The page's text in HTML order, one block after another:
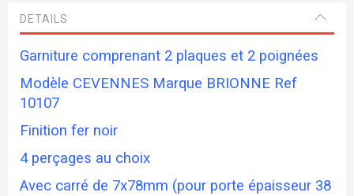
DETAILS
Garniture comprenant 2 plaques et 2 poignées
Modèle CEVENNES Marque BRIONNE Ref
10107
Finition fer noir
4 perçages au choix
Avec carré de 7x78mm (pour porte épaisseur 38